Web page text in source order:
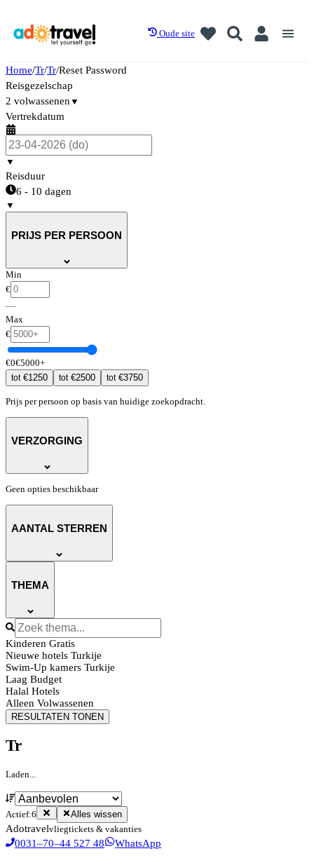
Oude site
Home/Tr/Tr/Reset Password
Reisgezelschap
2 volwassenen ▼
Vertrekdatum
▼
Reisduur
6 - 10 dagen
▼
PRIJS PER PERSOON
Min
€
—
Max
€
€0€5000+
tot€1250 tot€2500 tot€3750
Prijs per persoon op basis van huidige zoekopdracht.
VERZORGING
Geen opties beschikbaar
AANTAL STERREN
THEMA
Kinderen Gratis
Nieuwe hotels Turkije
Swim-Up kamers Turkije
Laag Budget
Halal Hotels
Alleen Volwassenen
RESULTATEN TONEN
Tr
Laden...
Actief:6 Alles wissen
Adotravelvliegtickets & vakanties
0031–70–44 527 48 WhatsApp